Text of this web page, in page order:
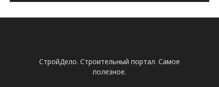
СтройДело. Строительный портал. Самое
полезное.